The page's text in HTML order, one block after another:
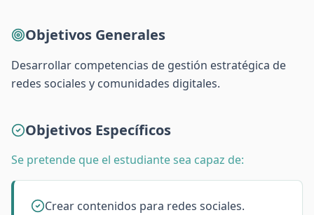
Objetivos Generales
Desarrollar competencias de gestión estratégica de
redes sociales y comunidades digitales.
Objetivos Específicos
Se pretende que el estudiante sea capaz de:
Crear contenidos para redes sociales.